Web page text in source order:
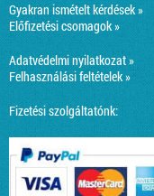
Gyakran ismételt kérdések »
Előfizetési csomagok »
Adatvédelmi nyilatkozat »
Felhasználási feltételek »
Fizetési szolgáltatónk: